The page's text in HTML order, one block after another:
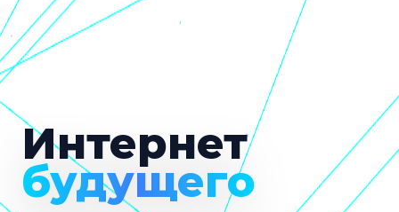
Интернет
будущего